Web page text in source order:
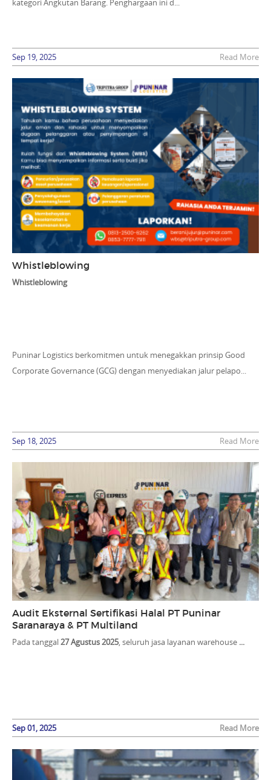
kategori Angkutan Barang. Penghargaan ini d...
Sep 19, 2025 Read More
Whistleblowing
Whistleblowing
Puninar Logistics berkomitmen untuk menegakkan prinsip Good
Corporate Governance (GCG) dengan menyediakan jalur pelapo...
Sep 18, 2025 Read More
Audit Eksternal Sertifikasi Halal PT Puninar
Saranaraya & PT Multiland
Pada tanggal27 Agustus 2025, seluruh jasa layanan warehouse ...
Sep 01, 2025 Read More